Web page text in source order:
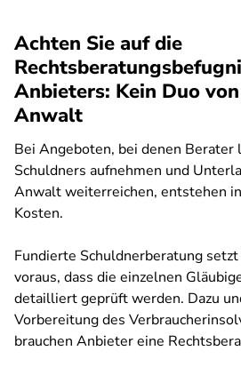
Achten Sie auf die
Anbieters: Kein Duo
Anwalt
Bei Angeboten, bei denen Berater
Schuldners aufnehmen und
Anwalt weiterreichen, entstehen
Kosten.
Fundierte Schuldnerberatung
voraus, dass die einzelnen
detailliert geprüft werden. Dazu
Vorbereitung des
brauchen Anbieter eine